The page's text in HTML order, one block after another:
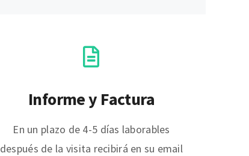
Informe y Factura
En un plazo de 4-5 días laborables
después de la visita recibirá en su email